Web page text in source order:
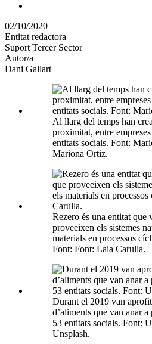
altres
xarxes
socials
02/10/2020
Entitat redactora
Suport Tercer Sector
Autor/a
Dani Gallart
Al llarg del temps han
proximitat, entre
entitats socials. Font:
Mariona Ortiz.
Rezero és una entitat que
proveeixen els sistemes
materials en processos
Font: Font: Laia Carulla.
Durant el 2019 van
d’aliments que van anar
53 entitats socials. Font:
Unsplash.